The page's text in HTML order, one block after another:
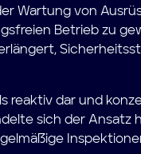
Wartung von
Betrieb zu
reaktiv dar und
sich der Ansatz